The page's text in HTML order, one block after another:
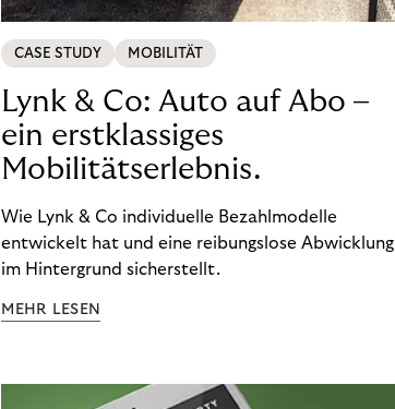
CASE STUDY MOBILITÄT
Lynk & Co: Auto auf Abo –
ein erstklassiges
Mobilitätserlebnis.
Wie Lynk & Co individuelle Bezahlmodelle
entwickelt hat und eine reibungslose Abwicklung
im Hintergrund sicherstellt.
MEHR LESEN